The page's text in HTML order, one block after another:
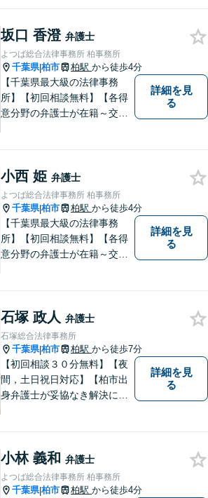
います【交通事故の相談実績
3,000件以上】被害者側の救済
に特化しトラブルを解決！
坂口 香澄 弁護士
よつば総合法律事務所 柏事務所
千葉県|柏市 柏駅 から徒歩4分
【千葉県最大級の法律事務
所】【初回相談無料】【各得
意分野の弁護士が在籍～交通
詳細を見
る
小西 姫 弁護士
よつば総合法律事務所 柏事務所
千葉県|柏市 柏駅 から徒歩4分
【千葉県最大級の法律事務
所】【初回相談無料】【各得
意分野の弁護士が在籍～交通
詳細を見
る
石塚 政人 弁護士
石塚総合法律事務所
千葉県|柏市 柏駅 から徒歩7分
【初回相談３０分無料】【夜
間，土日祝日対応】【柏市出
身弁護士が妥協なき解決に尽
供いたします。
詳細を見
る
小林 義和 弁護士
よつば総合法律事務所 柏事務所
千葉県|柏市 柏駅 から徒歩4分